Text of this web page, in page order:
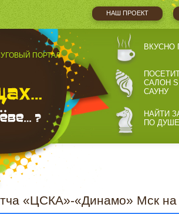
НАШ ПРОЕКТ
ПОРТАЛ
ВКУСНО
САЛОН
САУНУ
НАЙТИ
ПО ДУШЕ
«ЦСКА»-«Динамо» Мск